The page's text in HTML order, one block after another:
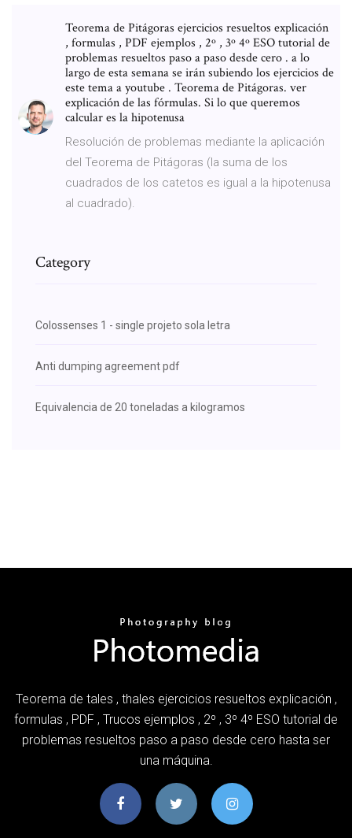
Teorema de Pitágoras ejercicios resueltos explicación
, formulas , PDF ejemplos , 2º , 3º 4º ESO tutorial de
problemas resueltos paso a paso desde cero . a lo
largo de esta semana se irán subiendo los ejercicios de
este tema a youtube . Teorema de Pitágoras. ver
explicación de las fórmulas. Si lo que queremos
calcular es la hipotenusa
Resolución de problemas mediante la aplicación
del Teorema de Pitágoras (la suma de los
cuadrados de los catetos es igual a la hipotenusa
al cuadrado).
Category
Colossenses 1 - single projeto sola letra
Anti dumping agreement pdf
Equivalencia de 20 toneladas a kilogramos
Teorema de tales , thales ejercicios resueltos explicación ,
formulas , PDF , Trucos ejemplos , 2º , 3º 4º ESO tutorial de
problemas resueltos paso a paso desde cero hasta ser
una máquina.